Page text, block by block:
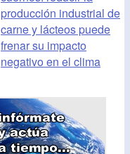
producción industrial de
carne y lácteos puede
frenar su impacto
negativo en el clima